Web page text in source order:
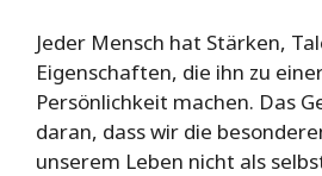
Jeder Mensch hat Stärken,
Eigenschaften, die ihn zu
Persönlichkeit machen. Das
daran, dass wir die
unserem Leben nicht als